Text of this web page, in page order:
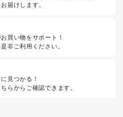
届けします。
買い物をサポート！
非ご利用ください。
見つかる！
らからご確認できます。